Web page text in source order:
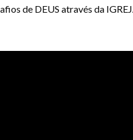
de DEUS através da